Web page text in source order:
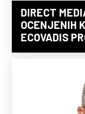
DIRECT
OCENJENIH
ECOVADIS